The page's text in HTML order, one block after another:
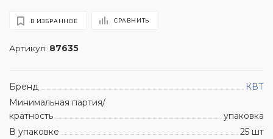
Артикул: 87635
В ИЗБРАННОЕ СРАВНИТЬ
Бренд
КВТ
Минимальная партия/
кратность
упаковка
В упаковке
25 шт